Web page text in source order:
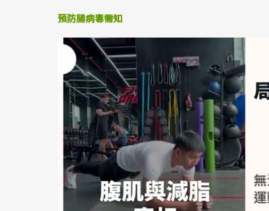
預防腸病毒需知